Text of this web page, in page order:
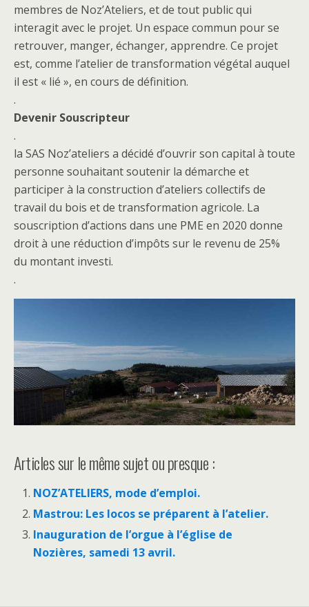
membres de Noz’Ateliers, et de tout public qui
interagit avec le projet. Un espace commun pour se
retrouver, manger, échanger, apprendre. Ce projet
est, comme l’atelier de transformation végétal auquel
il est « lié », en cours de définition.
.
Devenir Souscripteur
.
la SAS Noz’ateliers a décidé d’ouvrir son capital à toute
personne souhaitant soutenir la démarche et
participer à la construction d’ateliers collectifs de
travail du bois et de transformation agricole. La
souscription d’actions dans une PME en 2020 donne
droit à une réduction d’impôts sur le revenu de 25%
du montant investi.
.
Articles sur le même sujet ou presque :
NOZ’ATELIERS, mode d’emploi.
Mastrou: Les locos se préparent à l’atelier.
Inauguration de l’orgue à l’église de
Nozières, samedi 13 avril.